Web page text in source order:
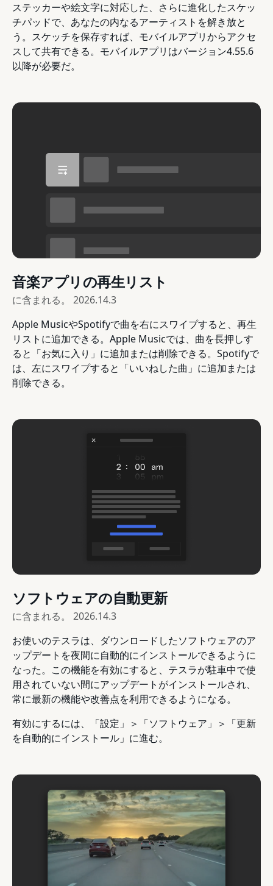
ステッカーや絵文字に対応した、さらに進化したスケッ
チパッドで、あなたの内なるアーティストを解き放と
う。スケッチを保存すれば、モバイルアプリからアクセ
スして共有できる。モバイルアプリはバージョン4.55.6
以降が必要だ。
音楽アプリの再生リスト
に含まれる。 2026.14.3
Apple MusicやSpotifyで曲を右にスワイプすると、再生
リストに追加できる。Apple Musicでは、曲を長押しす
ると「お気に入り」に追加または削除できる。Spotifyで
は、左にスワイプすると「いいねした曲」に追加または
削除できる。
ソフトウェアの自動更新
に含まれる。 2026.14.3
お使いのテスラは、ダウンロードしたソフトウェアのア
ップデートを夜間に自動的にインストールできるように
なった。この機能を有効にすると、テスラが駐車中で使
用されていない間にアップデートがインストールされ、
常に最新の機能や改善点を利用できるようになる。
有効にするには、「設定」＞「ソフトウェア」＞「更新
を自動的にインストール」に進む。